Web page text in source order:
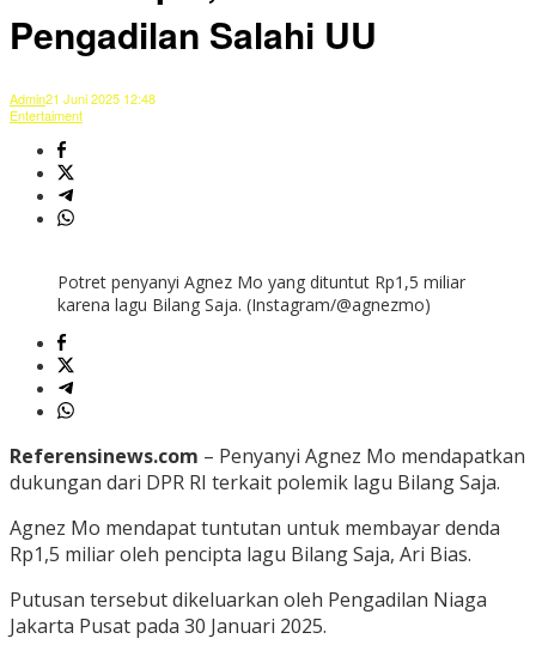
Pengadilan Salahi UU
Admin21 Juni 2025 12:48
Entertaiment
Potret penyanyi Agnez Mo yang dituntut Rp1,5 miliar
karena lagu Bilang Saja. (Instagram/@agnezmo)
Referensinews.com – Penyanyi Agnez Mo mendapatkan
dukungan dari DPR RI terkait polemik lagu Bilang Saja.
Agnez Mo mendapat tuntutan untuk membayar denda
Rp1,5 miliar oleh pencipta lagu Bilang Saja, Ari Bias.
Putusan tersebut dikeluarkan oleh Pengadilan Niaga
Jakarta Pusat pada 30 Januari 2025.